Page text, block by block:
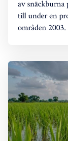
av snäckburna
till under en
områden 2003.